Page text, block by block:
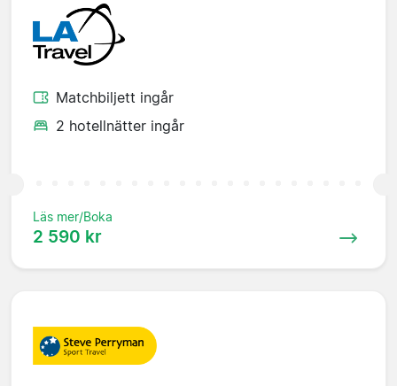
Matchbiljett ingår
2 hotellnätter ingår
Läs mer/Boka
2 590 kr